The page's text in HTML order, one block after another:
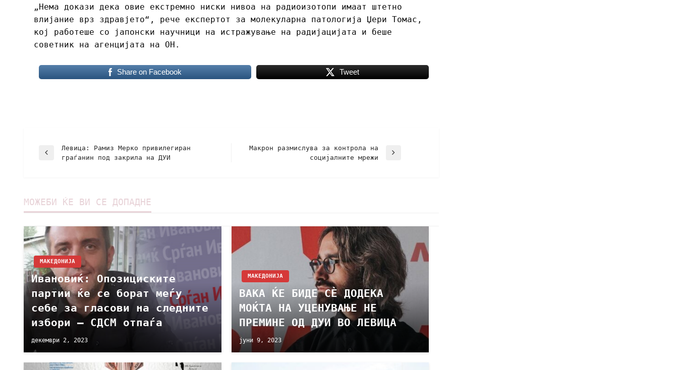
„Нема докази дека овие екстремно ниски нивоа на радиоизотопи имаат штетно
влијание врз здравјето“, рече експертот за молекуларна патологија Џери Томас,
кој работеше со јапонски научници на истражување на радијацијата и беше
советник на агенцијата на ОН.
Share on Facebook Tweet
Левица: Рамиз Мерко привилегиран
граѓанин под закрила на ДУИ
Макрон размислува за контрола на
социјалните мрежи
МОЖЕБИ ЌЕ ВИ СЕ ДОПАДНЕ
МАКЕДОНИЈА
Ивановиќ: Опозициските
партии ќе се борат меѓу
себе за гласови на следните
избори – СДСМ отпаѓа
декември 2, 2023
МАКЕДОНИЈА
ВАКА ЌЕ БИДЕ СЀ ДОДЕКА
МОЌТА НА УЦЕНУВАЊЕ НЕ
ПРЕМИНЕ ОД ДУИ ВО ЛЕВИЦА
јуни 9, 2023